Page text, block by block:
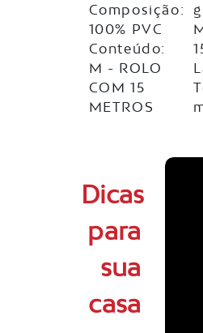
Composição:
100% PVC
Conteúdo:
M - ROLO
COM 15
METROS
Dicas
para
sua
casa